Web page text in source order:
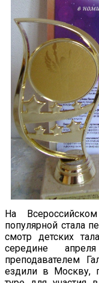
На
популярной стала
смотр детских
середине
преподавателем
ездили в Москву,